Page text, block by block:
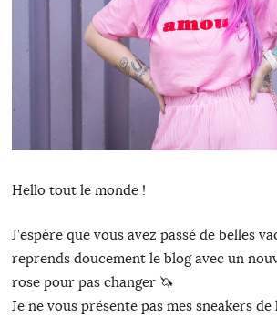
Hello tout le monde !
J’espère que vous avez passé de belles
reprends doucement le blog avec un
rose pour pas changer 🦄
Je ne vous présente pas mes sneakers de